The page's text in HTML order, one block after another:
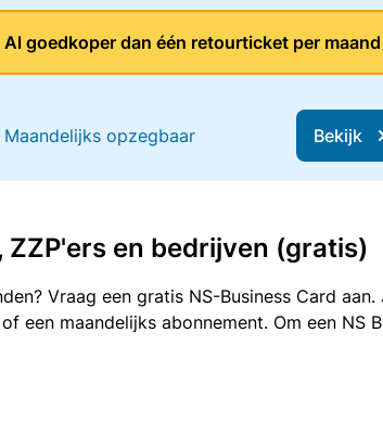
Al goedkoper dan één retourticket per maand
Maandelijks opzegbaar Bekijk
en bedrijven (gratis)
Vraag een gratis NS-Business Card
een maandelijks abonnement. Om een NS